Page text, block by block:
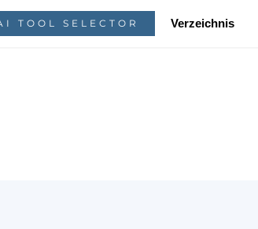
TOOL SELECTOR Verzeichnis